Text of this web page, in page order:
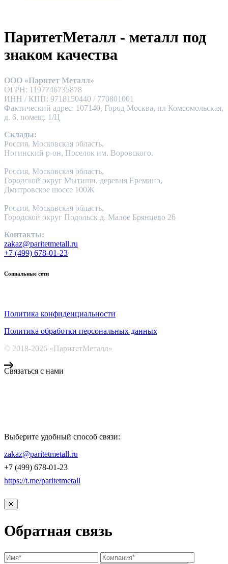
ПаритетМеталл - металл под
знаком качества
ООО «Паритет Металл»
ОГРН: 1197746735878
ИНН / КПП: 9718150440 / 770801001
Фактический адрес: 107140, Город Москва, пл Комсомольская,
д. 6, помещ. 1/Ц
Склады:
Россия, Московская область,
Ногинский р-он, Поселок им. Воровского.
Россия, Московская область,
Городской округ Мытищи, деревня Еремино,
Дмитровское шоссе 100Ж
Россия, Московская область,
Городской округ Подольск д. Малое Брянцево 26
Контакты:
zakaz@paritetmetall.ru
+7 (499) 678-01-23
Социальные сети
Политика конфиденциальности
Политика обработки персональных данных
© 2018-2026 «ПаритетМеталл»
Связаться с нами
Выберите удобный способ связи:
zakaz@paritetmetall.ru
+7 (499) 678-01-23
https://t.me/paritetmetall
✕
Обратная связь